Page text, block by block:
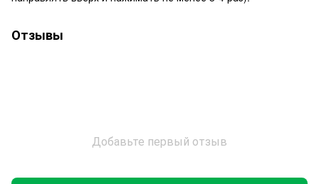
Отзывы
Добавьте первый отзыв